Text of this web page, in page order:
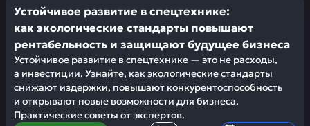
Устойчивое развитие в спецтехнике:
как экологические стандарты повышают
рентабельность и защищают будущее бизнеса
Устойчивое развитие в спецтехнике — это не расходы,
а инвестиции. Узнайте, как экологические стандарты
снижают издержки, повышают конкурентоспособность
и открывают новые возможности для бизнеса.
Практические советы от экспертов.